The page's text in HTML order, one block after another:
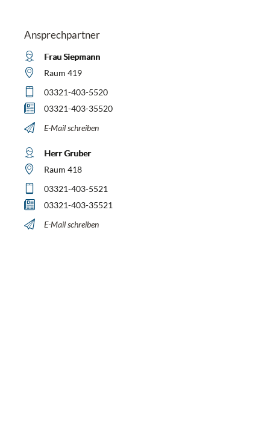
Ansprechpartner
Frau Siepmann
Raum 419
03321-403-5520
03321-403-35520
E-Mail schreiben
Herr Gruber
Raum 418
03321-403-5521
03321-403-35521
E-Mail schreiben